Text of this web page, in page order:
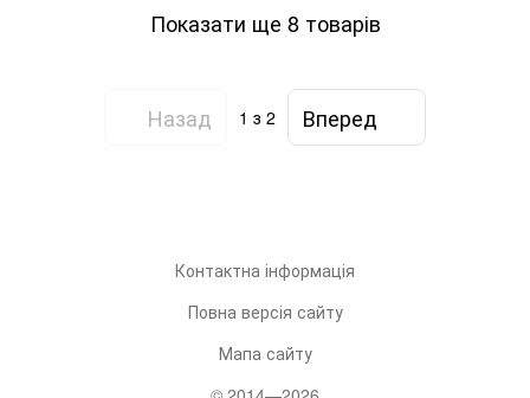
Показати ще 8 товарів
Назад 1 з 2 Вперед
Контактна інформація
Повна версія сайту
Мапа сайту